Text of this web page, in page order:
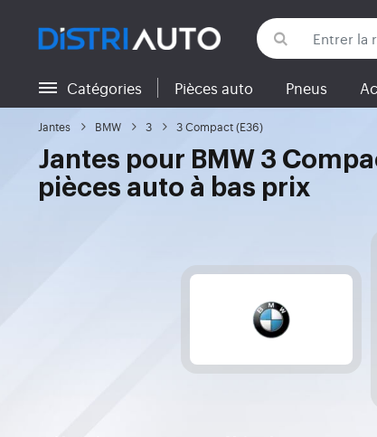
Retour aux catégories
Catégories Pièces auto Pneus
Jantes BMW 3 3 Compact (E36)
Jantes pour BMW 3
pièces auto à bas prix